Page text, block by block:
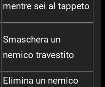
mentre sei al tappeto
Smaschera un
nemico travestito
Elimina un nemico